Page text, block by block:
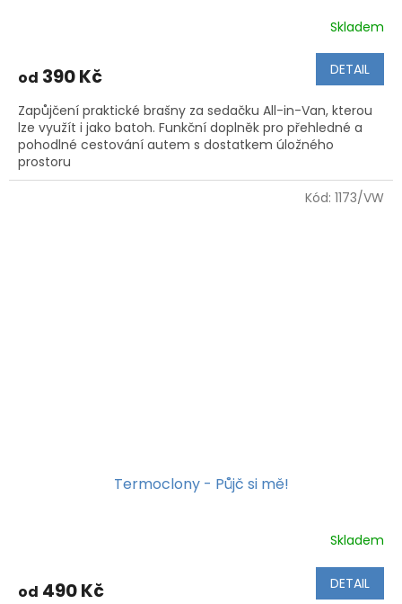
Skladem
od 390 Kč DETAIL
Zapůjčení praktické brašny za sedačku All-in-Van, kterou
lze využít i jako batoh. Funkční doplněk pro přehledné a
pohodlné cestování autem s dostatkem úložného
prostoru
Termoclony - Půjč si mě!
Skladem
od 490 Kč DETAIL
Kód: 1173/VW